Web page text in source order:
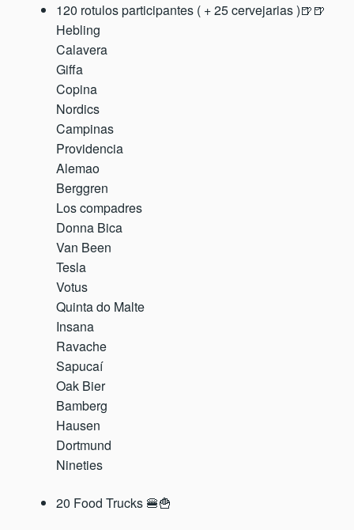
120 rotulos participantes ( + 25 cervejarias )🍺🍺
Hebling
Calavera
Giffa
Copina
Nordics
Campinas
Providencia
Alemao
Berggren
Los compadres
Donna Bica
Van Been
Tesla
Votus
Quinta do Malte
Insana
Ravache
Sapucaí
Oak Bier
Bamberg
Hausen
Dortmund
Nineties
20 Food Trucks 🍔🍟